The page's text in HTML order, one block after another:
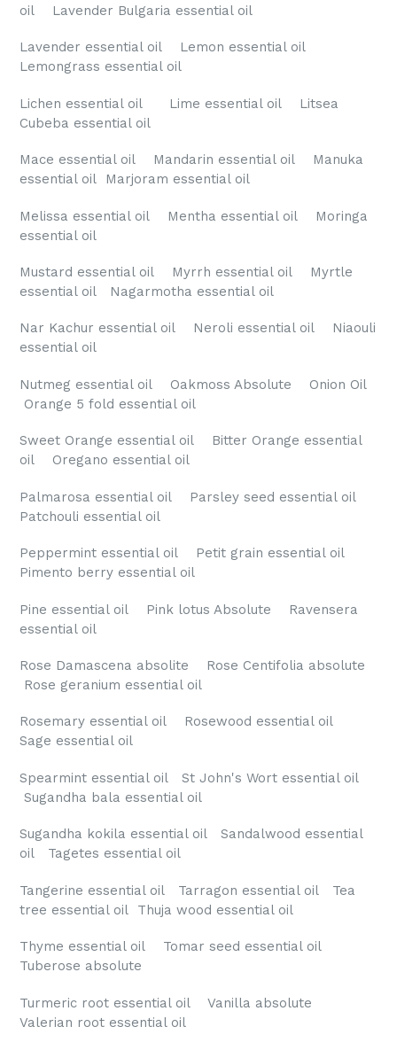
oil Lavender Bulgaria essential oil
Lavender essential oil Lemon essential oil
Lemongrass essential oil
Lichen essential oil Lime essential oil Litsea
Cubeba essential oil
Mace essential oil Mandarin essential oil Manuka
essential oil Marjoram essential oil
Melissa essential oil Mentha essential oil Moringa
essential oil
Mustard essential oil Myrrh essential oil Myrtle
essential oil Nagarmotha essential oil
Nar Kachur essential oil Neroli essential oil Niaouli
essential oil
Nutmeg essential oil Oakmoss Absolute Onion Oil
Orange 5 fold essential oil
Sweet Orange essential oil Bitter Orange essential
oil Oregano essential oil
Palmarosa essential oil Parsley seed essential oil
Patchouli essential oil
Peppermint essential oil Petit grain essential oil
Pimento berry essential oil
Pine essential oil Pink lotus Absolute Ravensera
essential oil
Rose Damascena absolite Rose Centifolia absolute
Rose geranium essential oil
Rosemary essential oil Rosewood essential oil
Sage essential oil
Spearmint essential oil St John's Wort essential oil
Sugandha bala essential oil
Sugandha kokila essential oil Sandalwood essential
oil Tagetes essential oil
Tangerine essential oil Tarragon essential oil Tea
tree essential oil Thuja wood essential oil
Thyme essential oil Tomar seed essential oil
Tuberose absolute
Turmeric root essential oil Vanilla absolute
Valerian root essential oil